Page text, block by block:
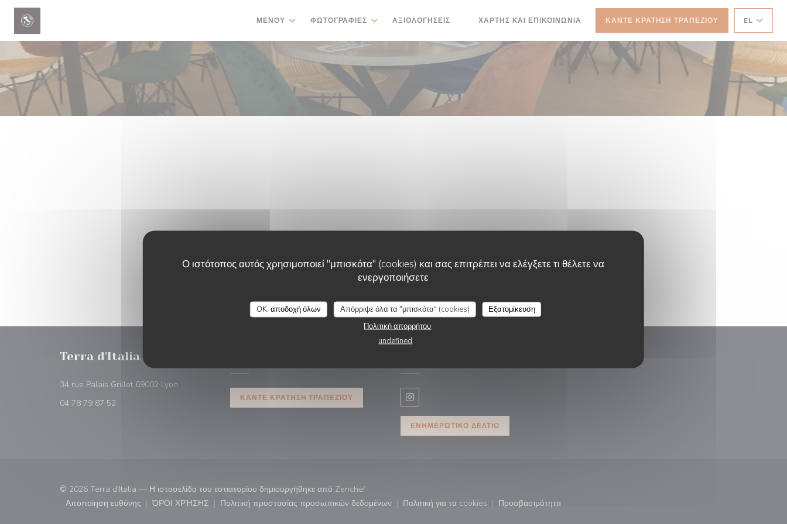
Πίνακας διαχείρισης "Μπισκότων" (Cookies)
Ο ιστότοπος αυτός χρησιμοποιεί "μπισκότα" (cookies) και σας επιτρέπει να ελέγξετε τι θέλετε να
ενεργοποιήσετε
OK, αποδοχή όλων Απόρριψε όλα τα "μπισκότα" (cookies)
Εξατομίκευση
Πολιτική απορρήτου
undefined
ΜΕΝΟΎ ΦΩΤΟΓΡΑΦΊΕΣ ΑΞΙΟΛΟΓΉΣΕΙΣ ΧΆΡΤΗΣ ΚΑΙ ΕΠΙΚΟΙΝΩΝΊΑ ΚΆΝΤΕ ΚΡΆΤΗΣΗ ΤΡΑΠΕΖΙΟΎ EL
Terra d'Italia
34 rue Palais Grillet 69002 Lyon
04 78 79 87 52
ΚΆΝΤΕ ΚΡΆΤΗΣΗ ΤΡΑΠΕΖΙΟΎ Instagram ((ανοίγει σε νέο παράθυρο))
ΕΝΗΜΕΡΩΤΙΚΌ ΔΕΛΤΊΟ
© 2026 Terra d'Italia — Η ιστοσελίδα του εστιατορίου δημιουργήθηκε από Zenchef((ανοίγει σε νέο παράθυρο))
Αποποίηση ευθύνης
((ανοίγει σε νέο παράθυρο))
ΌΡΟΙ ΧΡΉΣΗΣ
((ανοίγει σε νέο παράθυρο))
Πολιτική προστασίας προσωπικών δεδομένων
((ανοίγει σε νέο παράθυρο))
Πολιτική για τα cookies
((ανοίγει σε νέο παράθυρο))
Προσβασιμότητα
((ανοίγει σε νέο παράθυρο))